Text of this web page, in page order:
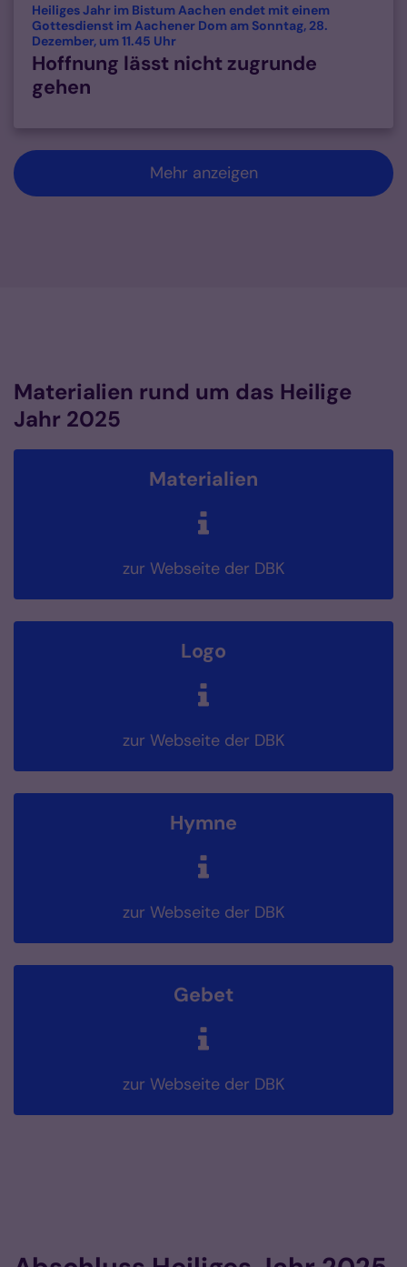
Heiliges Jahr im Bistum Aachen endet mit einem
Gottesdienst im Aachener Dom am Sonntag, 28.
Dezember, um 11.45 Uhr:
Hoffnung lässt nicht zugrunde
gehen
Mehr anzeigen
Materialien rund um das Heilige
Jahr 2025
Materialien
zur Webseite der DBK
Logo
zur Webseite der DBK
Hymne
zur Webseite der DBK
Gebet
zur Webseite der DBK